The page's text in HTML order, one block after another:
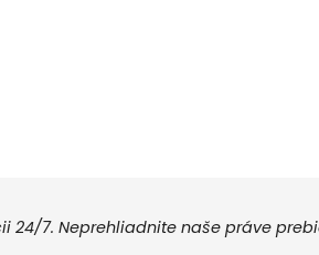
7. Neprehliadnite naše práve